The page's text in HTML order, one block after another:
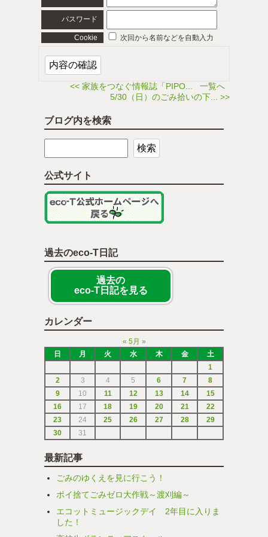
パスワード
Cookie 次回から名前などを自動入力
<< 家族をつなぐ情報誌「PIPO...
一覧へ
5/30（日）のごみ拾いの下... >>
ブログ内を検索
公式サイト
過去のeco-T日記
過去の
eco-T日記を見る
カレンダー
« 5月 »
日
月 火 水 木 金
土
1
2
3 4 5 6 7
8
9
10 11 12 13 14
15
16
17 18 19 20 21
22
23
24 25 26 27 28
29
30
31
最新記事
ごみのゆくえを見に行こう！
ポイ捨てごみゼロ大作戦～渡刈編～
エコットミュージックデイ 2年目に入りま
した！